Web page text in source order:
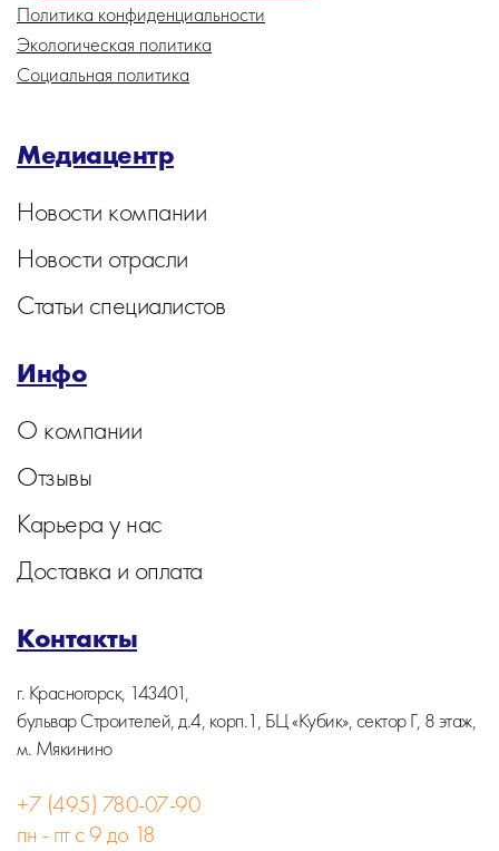
Политика конфиденциальности
Экологическая политика
Социальная политика
Медиацентр
Новости компании
Новости отрасли
Статьи специалистов
Инфо
О компании
Отзывы
Карьера у нас
Доставка и оплата
Контакты
г. Красногорск, 143401,
бульвар Строителей, д.4, корп.1, БЦ «Кубик», сектор Г, 8 этаж,
м. Мякинино
+7 (495) 780-07-90
пн - пт с 9 до 18